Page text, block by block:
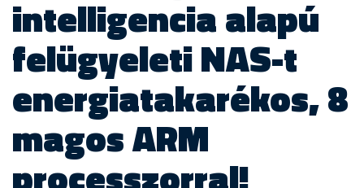
intelligencia alapú
felügyeleti NAS-t
energiatakarékos, 8
magos ARM